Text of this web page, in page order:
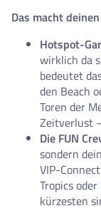
Das macht
Hotspot-
wirklich da
bedeutet
den Beach
Toren der
Zeitverlust
Die FUN
sondern
VIP-
Tropics
kürzesten